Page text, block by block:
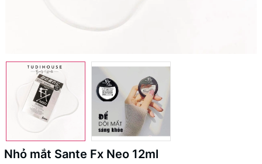
Nhỏ mắt Sante Fx Neo 12ml